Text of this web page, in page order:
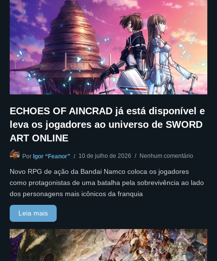
ECHOES OF AINCRAD já está disponível e
leva os jogadores ao universo de SWORD
ART ONLINE
Por Igor “Feanor” 10 de julho de 2026 Nenhum comentário
Novo RPG de ação da Bandai Namco coloca os jogadores
como protagonistas de uma batalha pela sobrevivência ao lado
dos personagens mais icônicos da franquia
Leia mais